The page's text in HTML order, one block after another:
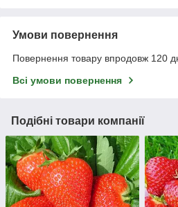
Умови повернення
Повернення товару впродовж 120
Всі умови повернення
Подібні товари компанії